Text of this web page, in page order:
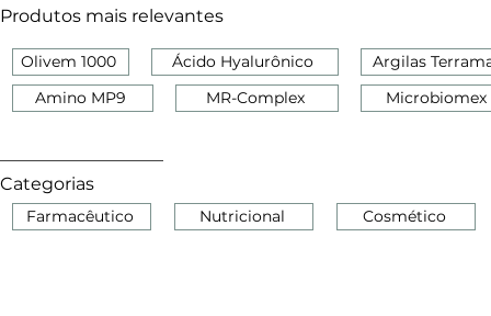
Produtos mais relevantes
Olivem 1000
Ácido Hyalurônico
Amino MP9
MR-Complex
Argilas
Microbiomex
Categorias
Farmacêutico Nutricional Cosmético